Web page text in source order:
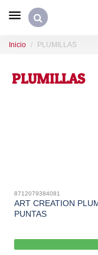
Inicio PLUMILLAS
PLUMILLAS
8712079384081
ART CREATION
PUNTAS